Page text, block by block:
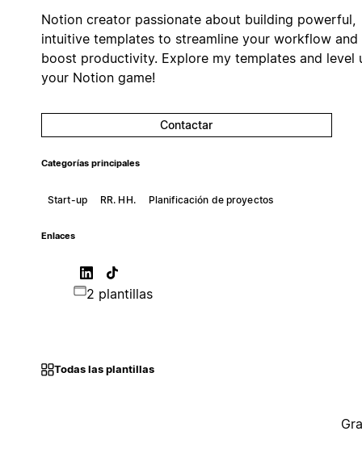
Notion creator passionate about building powerful,
intuitive templates to streamline your workflow and
boost productivity. Explore my templates and level
your Notion game!
Contactar
Categorías principales
Start-up RR. HH. Planificación de proyectos
Enlaces
2 plantillas
Todas las plantillas